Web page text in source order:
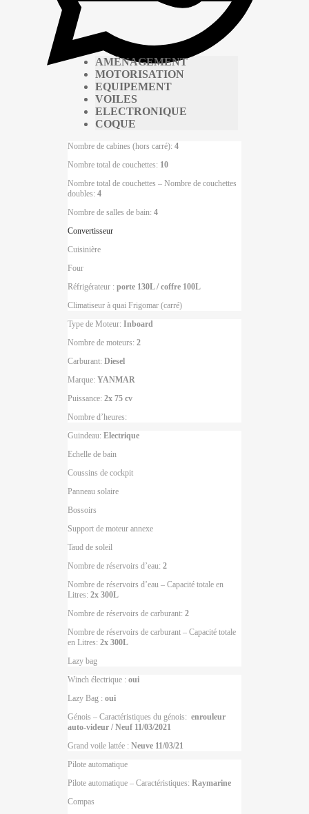
AMÉNAGEMENT
MOTORISATION
EQUIPEMENT
VOILES
ELECTRONIQUE
COQUE
Nombre de cabines (hors carré): 4
Nombre total de couchettes: 10
Nombre total de couchettes – Nombre de couchettes
doubles: 4
Nombre de salles de bain: 4
Convertisseur
Cuisinière
Four
Réfrigérateur : porte 130L / coffre 100L
Climatiseur à quai Frigomar (carré)
Type de Moteur: Inboard
Nombre de moteurs: 2
Carburant: Diesel
Marque: YANMAR
Puissance: 2x 75 cv
Nombre d’heures:
Guindeau: Electrique
Echelle de bain
Coussins de cockpit
Panneau solaire
Bossoirs
Support de moteur annexe
Taud de soleil
Nombre de réservoirs d’eau: 2
Nombre de réservoirs d’eau – Capacité totale en
Litres: 2x 300L
Nombre de réservoirs de carburant: 2
Nombre de réservoirs de carburant – Capacité totale
en Litres: 2x 300L
Lazy bag
Winch électrique : oui
Lazy Bag : oui
Génois – Caractéristiques du génois: enrouleur
auto-videur / Neuf 11/03/2021
Grand voile lattée : Neuve 11/03/21
Pilote automatique
Pilote automatique – Caractéristiques: Raymarine
Compas